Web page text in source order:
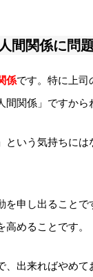
間関係に問
係です。特に上司
関係」ですから
という気持ちに
申し出ること
めることです。
出来ればやめ